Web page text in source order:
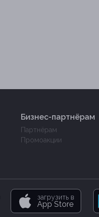
Бизнес-партнёрам
Партнёрам
Промоакции
загрузить в
App Store